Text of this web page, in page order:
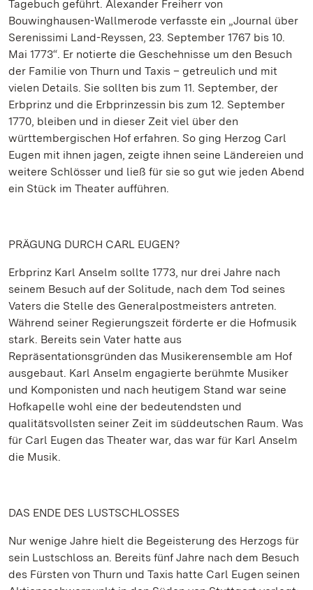
Tagebuch geführt. Alexander Freiherr von
Bouwinghausen-Wallmerode verfasste ein „Journal über
Serenissimi Land-Reyssen, 23. September 1767 bis 10.
Mai 1773“. Er notierte die Geschehnisse um den Besuch
der Familie von Thurn und Taxis – getreulich und mit
vielen Details. Sie sollten bis zum 11. September, der
Erbprinz und die Erbprinzessin bis zum 12. September
1770, bleiben und in dieser Zeit viel über den
württembergischen Hof erfahren. So ging Herzog Carl
Eugen mit ihnen jagen, zeigte ihnen seine Ländereien und
weitere Schlösser und ließ für sie so gut wie jeden Abend
ein Stück im Theater aufführen.
PRÄGUNG DURCH CARL EUGEN?
Erbprinz Karl Anselm sollte 1773, nur drei Jahre nach
seinem Besuch auf der Solitude, nach dem Tod seines
Vaters die Stelle des Generalpostmeisters antreten.
Während seiner Regierungszeit förderte er die Hofmusik
stark. Bereits sein Vater hatte aus
Repräsentationsgründen das Musikerensemble am Hof
ausgebaut. Karl Anselm engagierte berühmte Musiker
und Komponisten und nach heutigem Stand war seine
Hofkapelle wohl eine der bedeutendsten und
qualitätsvollsten seiner Zeit im süddeutschen Raum. Was
für Carl Eugen das Theater war, das war für Karl Anselm
die Musik.
DAS ENDE DES LUSTSCHLOSSES
Nur wenige Jahre hielt die Begeisterung des Herzogs für
sein Lustschloss an. Bereits fünf Jahre nach dem Besuch
des Fürsten von Thurn und Taxis hatte Carl Eugen seinen